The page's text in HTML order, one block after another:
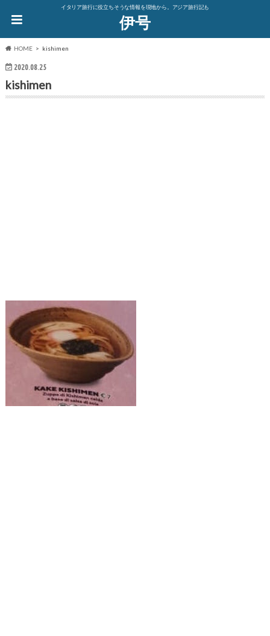
イタリア旅行に役立ちそうな情報を現地から。アジア旅行記も
伊号
HOME kishimen
2020.08.25
kishimen